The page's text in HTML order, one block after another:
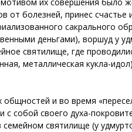
болезней, принес
сакрального
деньгами), воршуд у
святилище, где
металлическая кукла-идол)
и во время
собой своего духа-
святилище (у